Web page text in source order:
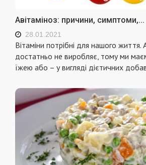
Авітаміноз: причини, симптоми,...
28.01.2021
Вітаміни потрібні для нашого життя.
достатньо не виробляє, тому ми
їжею або – у вигляді дієтичних